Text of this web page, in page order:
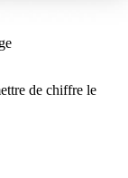
de chiffre le